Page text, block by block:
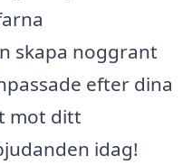
skapa noggrant
efter dina
mot ditt
idag!